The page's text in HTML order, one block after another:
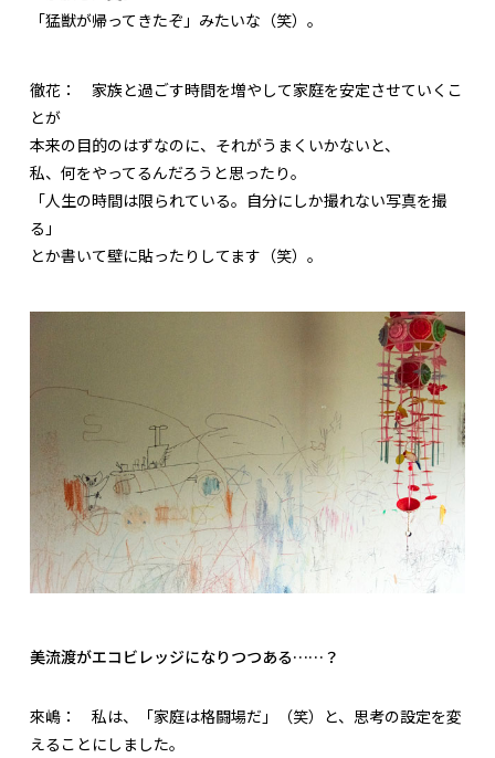
「猛獣が帰ってきたぞ」みたいな（笑）。
徹花： 家族と過ごす時間を増やして家庭を安定させていくこ
とが
本来の目的のはずなのに、それがうまくいかないと、
私、何をやってるんだろうと思ったり。
「人生の時間は限られている。自分にしか撮れない写真を撮
る」
とか書いて壁に貼ったりしてます（笑）。
美流渡がエコビレッジになりつつある……？
來嶋： 私は、「家庭は格闘場だ」（笑）と、思考の設定を変
えることにしました。